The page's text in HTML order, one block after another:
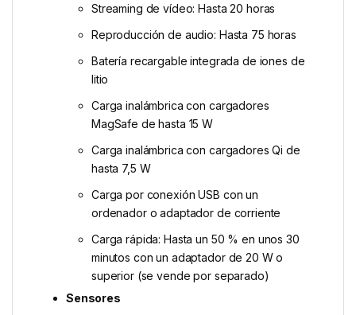
Streaming de vídeo: Hasta 20 horas
Reproducción de audio: Hasta 75 horas
Batería recargable integrada de iones de
litio
Carga inalámbrica con cargadores
MagSafe de hasta 15 W
Carga inalámbrica con cargadores Qi de
hasta 7,5 W
Carga por conexión USB con un
ordenador o adaptador de corriente
Carga rápida: Hasta un 50 % en unos 30
minutos con un adaptador de 20 W o
superior (se vende por separado)
Sensores